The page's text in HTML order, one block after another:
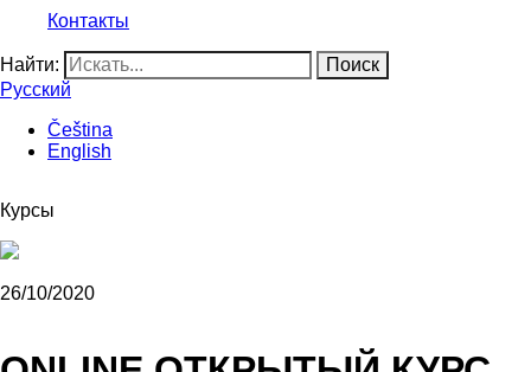
Контакты
Найти:
Русский
Čeština
English
Курсы
26/10/2020